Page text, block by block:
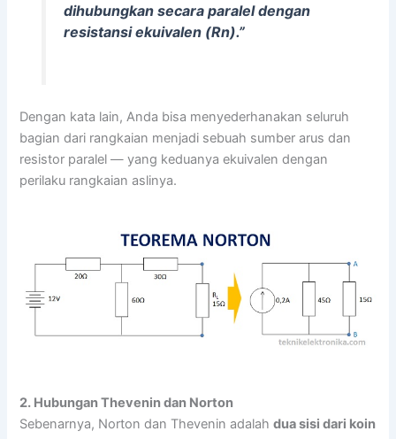
dihubungkan secara paralel dengan
resistansi ekuivalen (Rn).”
Dengan kata lain, Anda bisa menyederhanakan seluruh
bagian dari rangkaian menjadi sebuah sumber arus dan
resistor paralel — yang keduanya ekuivalen dengan
perilaku rangkaian aslinya.
2. Hubungan Thevenin dan Norton
Sebenarnya, Norton dan Thevenin adalahdua sisi dari koin